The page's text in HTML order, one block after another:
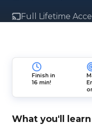
Full Lifetime
Finish in
16 min!
What you'll learn